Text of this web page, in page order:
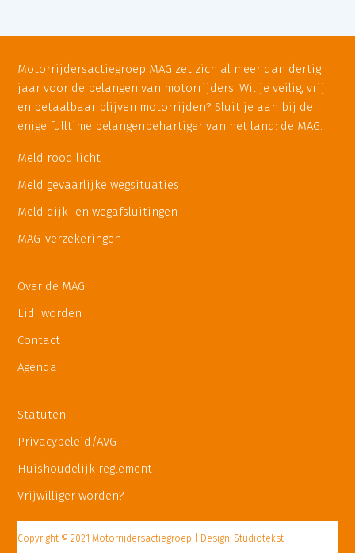
Meld rood licht
Meld gevaarlijke wegsituaties
Meld dijk- en wegafsluitingen
MAG-verzekeringen
Over de MAG
Lid worden
Contact
Agenda
Statuten
Privacybeleid/AVG
Huishoudelijk reglement
Vrijwilliger worden?
Motorrijdersactiegroep MAG zet zich al meer dan dertig
jaar voor de belangen van motorrijders. Wil je veilig, vrij
en betaalbaar blijven motorrijden? Sluit je aan bij de
enige fulltime belangenbehartiger van het land: de MAG.
Copyright © 2021 Motorrijdersactiegroep | Design: Studiotekst